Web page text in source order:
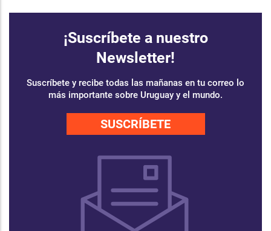
¡Suscríbete a nuestro
Newsletter!
Suscríbete y recibe todas las mañanas en tu correo lo
más importante sobre Uruguay y el mundo.
SUSCRÍBETE